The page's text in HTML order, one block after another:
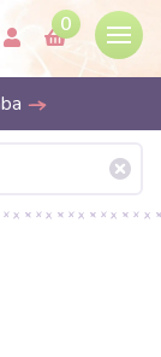
0